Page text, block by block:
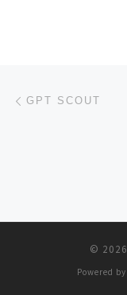
文章导航
GPT SCOUT
© 2026
Powered by